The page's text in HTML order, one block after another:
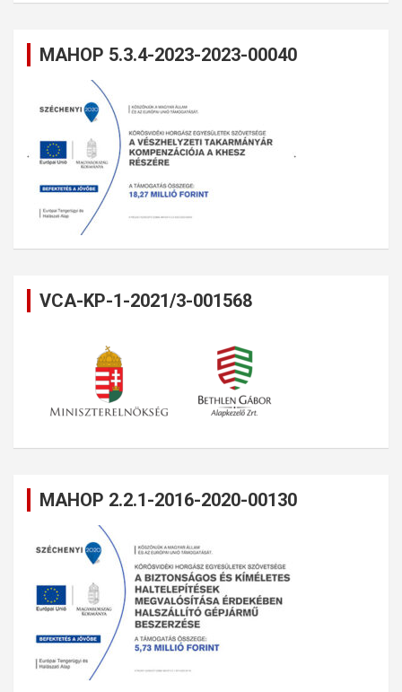
MAHOP 5.3.4-2023-2023-00040
VCA-KP-1-2021/3-001568
MAHOP 2.2.1-2016-2020-00130